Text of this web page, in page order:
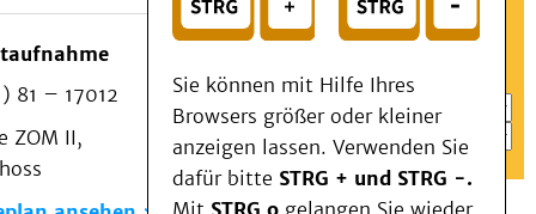
oder
Wählen Sie ein Thema für Ihren Schnelleinstieg
81 – 17012
ZOM II,
Sie können mit Hilfe Ihres
Browsers größer oder kleiner
anzeigen lassen. Verwenden Sie
dafür bitte STRG + und STRG -.
Mit STRG o gelangen Sie wieder
Patienten & Besucher
Kliniken/Institute/Zentren
Als Patient am UKD
Beratung und Unterstützung
Veranstaltungen
Kommunikation im Medizinwesen (KIM)
Notfall